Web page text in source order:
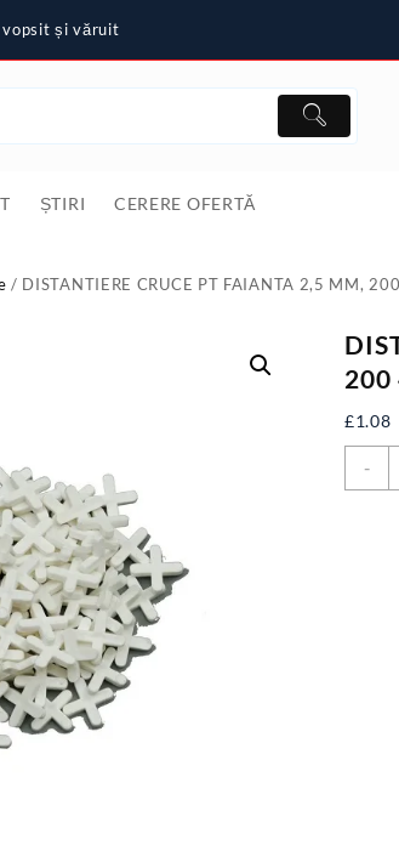
vopsit și văruit
ȘTIRI CERERE OFERTĂ
/ DISTANTIERE CRUCE PT FAIANTA 2,5 MM,
200
£1.08
-